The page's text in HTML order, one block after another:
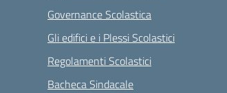
Governance Scolastica
Gli edifici e i Plessi Scolastici
Regolamenti Scolastici
Bacheca Sindacale